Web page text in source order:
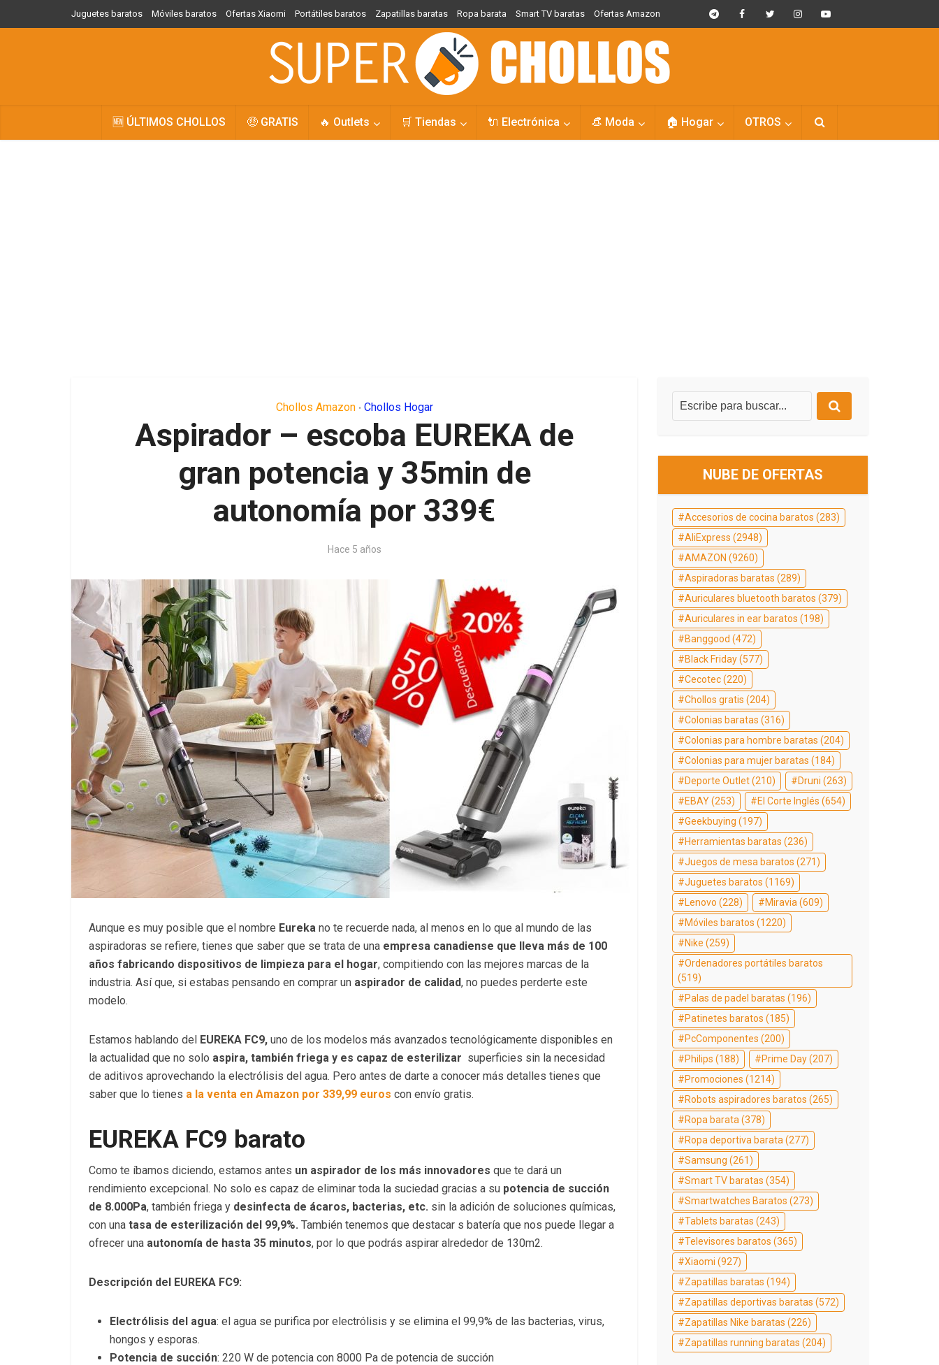
Juguetes baratos Móviles baratos Ofertas Xiaomi Portátiles baratos Zapatillas baratas Ropa barata Smart TV baratas Ofertas Amazon
🆕 ÚLTIMOS CHOLLOS 🤑 GRATIS 🔥 Outlets 🛒 Tiendas 🔌 Electrónica 👒 Moda 🏠 Hogar OTROS
Chollos Amazon • Chollos Hogar
Aspirador – escoba EUREKA de
gran potencia y 35min de
autonomía por 339€
Hace 5 años
Aunque es muy posible que el nombre Eureka no te recuerde nada, al menos en lo que al mundo de las
aspiradoras se refiere, tienes que saber que se trata de una empresa canadiense que lleva más de 100
años fabricando dispositivos de limpieza para el hogar, compitiendo con las mejores marcas de la
industria. Así que, si estabas pensando en comprar un aspirador de calidad, no puedes perderte este
modelo.
Estamos hablando del EUREKA FC9, uno de los modelos más avanzados tecnológicamente disponibles en
la actualidad que no solo aspira, también friega y es capaz de esterilizar superficies sin la necesidad
de aditivos aprovechando la electrólisis del agua. Pero antes de darte a conocer más detalles tienes que
saber que lo tienes a la venta en Amazon por 339,99 euros con envío gratis.
EUREKA FC9 barato
Como te íbamos diciendo, estamos antes un aspirador de los más innovadores que te dará un
rendimiento excepcional. No solo es capaz de eliminar toda la suciedad gracias a su potencia de succión
de 8.000Pa, también friega y desinfecta de ácaros, bacterias, etc. sin la adición de soluciones químicas,
con una tasa de esterilización del 99,9%. También tenemos que destacar s batería que nos puede llegar a
ofrecer una autonomía de hasta 35 minutos, por lo que podrás aspirar alrededor de 130m2.
Descripción del EUREKA FC9:
Electrólisis del agua: el agua se purifica por electrólisis y se elimina el 99,9% de las bacterias, virus,
hongos y esporas.
Potencia de succión: 220 W de potencia con 8000 Pa de potencia de succión
NUBE DE OFERTAS
Accesorios de cocina baratos (283)
AliExpress (2948)
AMAZON (9260)
Aspiradoras baratas (289)
Auriculares bluetooth baratos (379)
Auriculares in ear baratos (198)
Banggood (472)
Black Friday(577)
Cecotec(220)
Chollos gratis (204)
Colonias baratas (316)
Colonias para hombre baratas (204)
Colonias para mujer baratas (184)
Deporte Outlet(210) Druni (263)
EBAY(253) El Corte Inglés (654)
Geekbuying (197)
Herramientas baratas (236)
Juegos de mesa baratos (271)
Juguetes baratos (1169)
Lenovo (228) Miravia (609)
Móviles baratos (1220)
Nike (259)
Ordenadores portátiles baratos
(519)
Palas de padel baratas (196)
Patinetes baratos (185)
PcComponentes (200)
Philips (188) Prime Day(207)
Promociones (1214)
Robots aspiradores baratos (265)
Ropa barata (378)
Ropa deportiva barata (277)
Samsung (261)
Smart TV baratas (354)
Smartwatches Baratos (273)
Tablets baratas (243)
Televisores baratos (365)
Xiaomi (927)
Zapatillas baratas (194)
Zapatillas deportivas baratas (572)
Zapatillas Nike baratas (226)
Zapatillas running baratas (204)